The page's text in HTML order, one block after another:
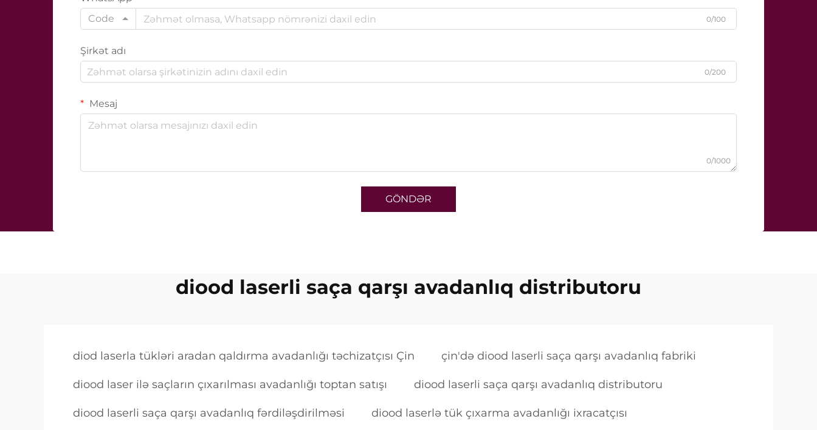
Code
0/100
Şirkət adı
0/200
Mesaj
0/1000
GÖNDƏR
diood laserli saça qarşı avadanlıq distributoru
diod laserla tükləri aradan qaldırma avadanlığı təchizatçısı Çin çin'də diood laserli saça qarşı avadanlıq fabriki
diood laser ilə saçların çıxarılması avadanlığı toptan satışı diood laserli saça qarşı avadanlıq distributoru
diood laserli saça qarşı avadanlıq fərdiləşdirilməsi diood laserlə tük çıxarma avadanlığı ixracatçısı